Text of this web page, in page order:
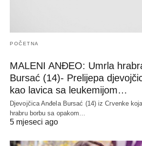
POČETNA
MALENI ANĐEO: Umrla
Bursać (14)- Prelijepa
kao lavica sa leukemijom…
Djevojčica Anđela Bursać (14) iz Crvenke
hrabru borbu sa opakom…
5 mjeseci ago